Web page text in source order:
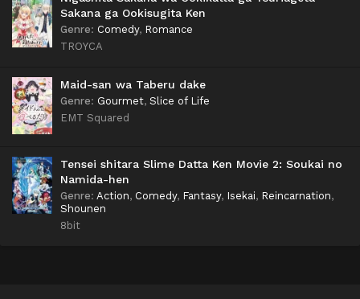
Sakana ga Ookisugita Ken
Genre: Comedy, Romance
TROYCA
Maid-san wa Taberu dake
Genre: Gourmet, Slice of Life
EMT Squared
Tensei shitara Slime Datta Ken Movie 2: Soukai no
Namida-hen
Genre: Action, Comedy, Fantasy, Isekai, Reincarnation,
Shounen
8bit